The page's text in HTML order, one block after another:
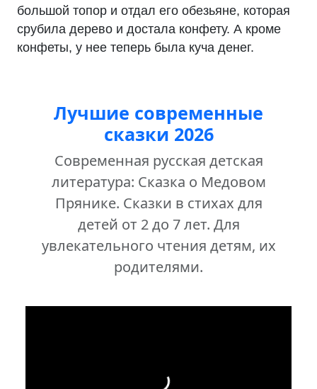
большой топор и отдал его обезьяне, которая
срубила дерево и достала конфету. А кроме
конфеты, у нее теперь была куча денег.
Лучшие современные
сказки 2026
Современная русская детская
литература: Сказка о Медовом
Прянике. Сказки в стихах для
детей от 2 до 7 лет. Для
увлекательного чтения детям, их
родителями.